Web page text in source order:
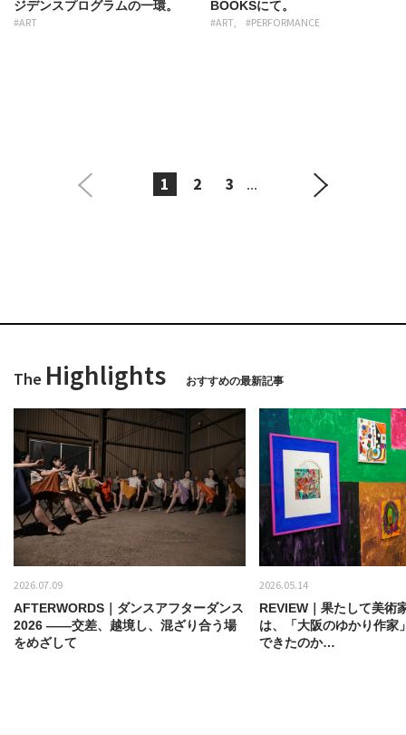
ジデンスプログラムの一環。
#ART
BOOKSにて。
#ART #PERFORMANCE
1 2 3 ...
The Highlights おすすめの最新記事
2026.07.09
AFTERWORDS｜ダンスアフターダンス
2026 ——交差、越境し、混ざり合う場
をめざして
2026.05.14
REVIEW｜果たして美術
は、「大阪のゆかり作家
できたのか…